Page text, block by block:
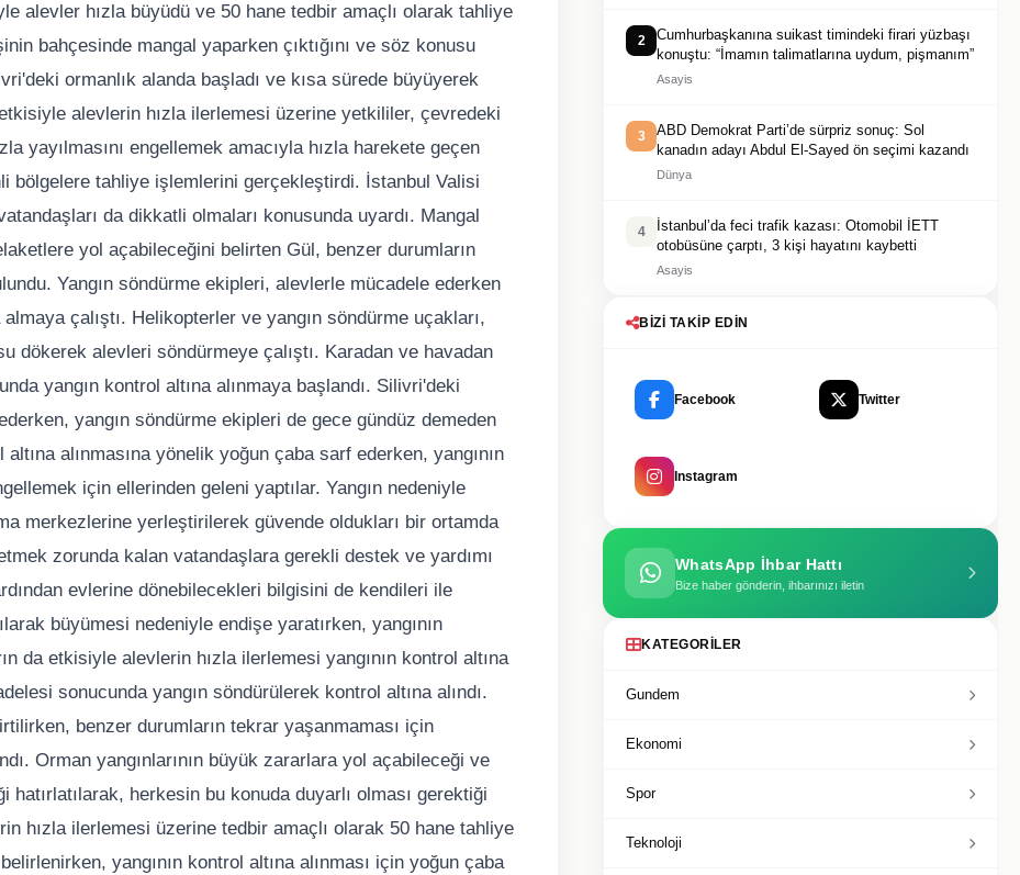
alevler hızla büyüdü ve 50 hane tedbir amaçlı olarak tahliye
bahçesinde mangal yaparken çıktığını ve söz konusu
ormanlık alanda başladı ve kısa sürede büyüyerek
alevlerin hızla ilerlemesi üzerine yetkililer, çevredeki
yayılmasını engellemek amacıyla hızla harekete geçen
bölgelere tahliye işlemlerini gerçekleştirdi. İstanbul Valisi
da dikkatli olmaları konusunda uyardı. Mangal
yol açabileceğini belirten Gül, benzer durumların
Yangın söndürme ekipleri, alevlerle mücadele ederken
çalıştı. Helikopterler ve yangın söndürme uçakları,
dökerek alevleri söndürmeye çalıştı. Karadan ve havadan
yangın kontrol altına alınmaya başlandı. Silivri'deki
yangın söndürme ekipleri de gece gündüz demeden
alınmasına yönelik yoğun çaba sarf ederken, yangının
için ellerinden geleni yaptılar. Yangın nedeniyle
merkezlerine yerleştirilerek güvende oldukları bir ortamda
zorunda kalan vatandaşlara gerekli destek ve yardımı
evlerine dönebilecekleri bilgisini de kendileri ile
büyümesi nedeniyle endişe yaratırken, yangının
da etkisiyle alevlerin hızla ilerlemesi yangının kontrol altına
sonucunda yangın söndürülerek kontrol altına alındı.
benzer durumların tekrar yaşanmaması için
Orman yangınlarının büyük zararlara yol açabileceği ve
herkesin bu konuda duyarlı olması gerektiği
hızla ilerlemesi üzerine tedbir amaçlı olarak 50 hane tahliye
yangının kontrol altına alınması için yoğun çaba
2
Cumhurbaşkanına suikast timindeki firari yüzbaşı
konuştu: “İmamın talimatlarına uydum, pişmanım”
Asayis
3
ABD Demokrat Parti’de sürpriz sonuç: Sol
kanadın adayı Abdul El-Sayed ön seçimi kazandı
Dünya
4
İstanbul’da feci trafik kazası: Otomobil İETT
otobüsüne çarptı, 3 kişi hayatını kaybetti
Asayis
BIZI TAKIP EDIN
Facebook Twitter
Instagram
WhatsApp İhbar Hattı
Bize haber gönderin, ihbarınızı iletin
KATEGORILER
Gundem
Ekonomi
Spor
Teknoloji